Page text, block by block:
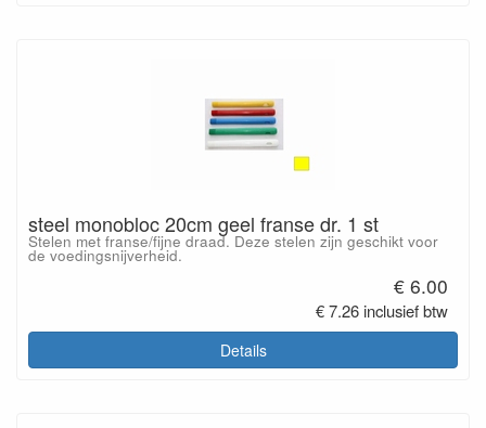
steel monobloc 20cm geel franse dr. 1 st
Stelen met franse/fijne draad. Deze stelen zijn geschikt voor
de voedingsnijverheid.
€ 6.00
€ 7.26 inclusief btw
Details